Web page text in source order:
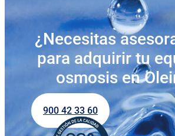
¿Necesitas
para adquirir tu
osmosis en
900 42 33 60